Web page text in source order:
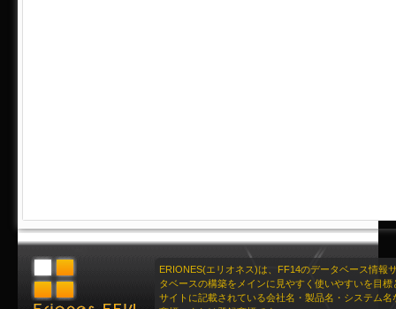
ERIONES(エリオネス)は、FF14のデータベース情報
タベースの構築をメインに見やすく使いやすいを目標
サイトに記載されている会社名・製品名・システム名